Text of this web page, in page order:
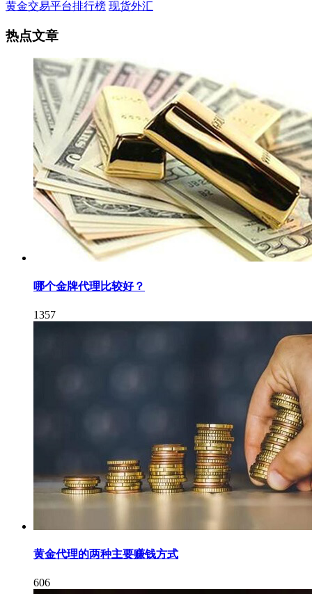
黄金交易平台排行榜 现货外汇
热点文章
哪个金牌代理比较好？
1357
黄金代理的两种主要赚钱方式
606